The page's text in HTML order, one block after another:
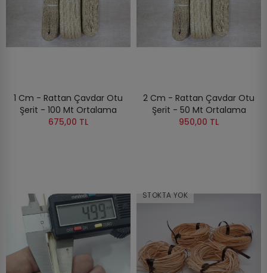
1 Cm - Rattan Çavdar Otu
Şerit - 100 Mt Ortalama
675,00 TL
2 Cm - Rattan Çavdar Otu
Şerit - 50 Mt Ortalama
950,00 TL
STOKTA YOK